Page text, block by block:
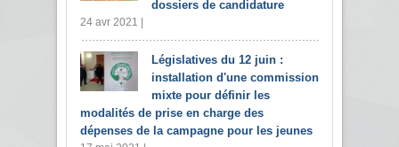
dossiers de candidature
24 avr 2021 |
Législatives du 12 juin :
installation d'une commission
mixte pour définir les
modalités de prise en charge des
dépenses de la campagne pour les jeunes